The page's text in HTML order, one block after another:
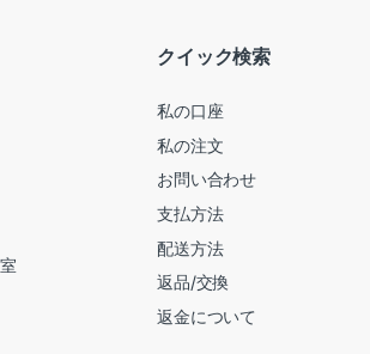
クイック検索
私の口座
私の注文
お問い合わせ
支払方法
配送方法
返品/交換
返金について